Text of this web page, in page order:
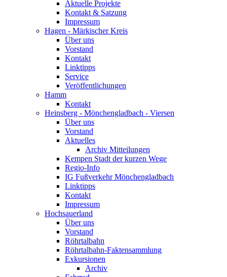
Aktuelle Projekte
Kontakt & Satzung
Impressum
Hagen - Märkischer Kreis
Über uns
Vorstand
Kontakt
Linktipps
Service
Veröffentlichungen
Hamm
Kontakt
Heinsberg - Mönchengladbach - Viersen
Über uns
Vorstand
Aktuelles
Archiv Mitteilungen
Kempen Stadt der kurzen Wege
Regio-Info
IG Fußverkehr Mönchengladbach
Linktipps
Kontakt
Impressum
Hochsauerland
Über uns
Vorstand
Röhrtalbahn
Röhrtalbahn-Faktensammlung
Exkursionen
Archiv